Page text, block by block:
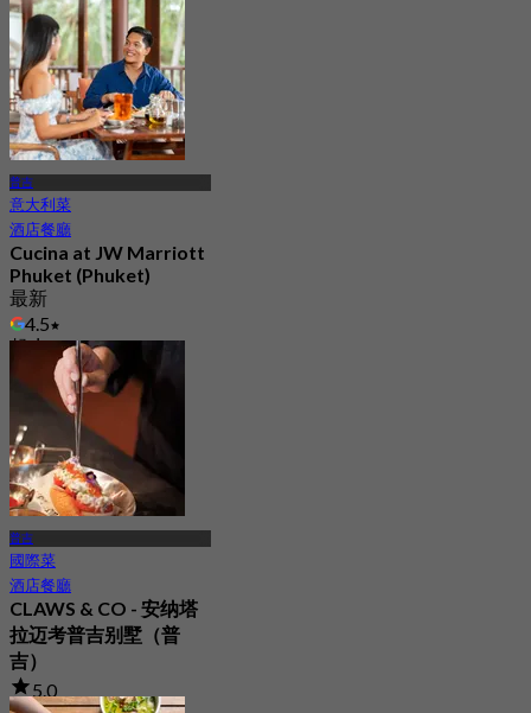
4.6
起 ฿ 445
普吉
意大利菜
酒店餐廳
Cucina at JW Marriott
Phuket (Phuket)
最新
4.5
起฿ 890
普吉
國際菜
酒店餐廳
CLAWS & CO - 安纳塔
拉迈考普吉别墅（普
吉）
5.0